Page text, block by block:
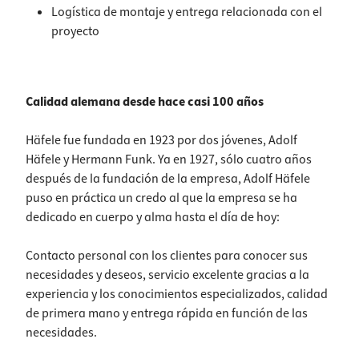
Logística de montaje y entrega relacionada con el
proyecto
Calidad alemana desde hace casi 100 años
Häfele fue fundada en 1923 por dos jóvenes, Adolf
Häfele y Hermann Funk. Ya en 1927, sólo cuatro años
después de la fundación de la empresa, Adolf Häfele
puso en práctica un credo al que la empresa se ha
dedicado en cuerpo y alma hasta el día de hoy:
Contacto personal con los clientes para conocer sus
necesidades y deseos, servicio excelente gracias a la
experiencia y los conocimientos especializados, calidad
de primera mano y entrega rápida en función de las
necesidades.